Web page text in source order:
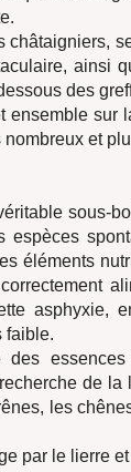
châtaigniers,
ainsi
des
ensemble
et
sous-
espèces
éléments
asphyxie,
faible.
de
les
par le lierre